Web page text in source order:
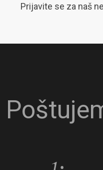
Prijavite se za naš